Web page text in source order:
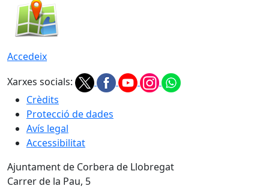
Accedeix
Xarxes socials:
Crèdits
Protecció de dades
Avís legal
Accessibilitat
Ajuntament de Corbera de Llobregat
Carrer de la Pau, 5